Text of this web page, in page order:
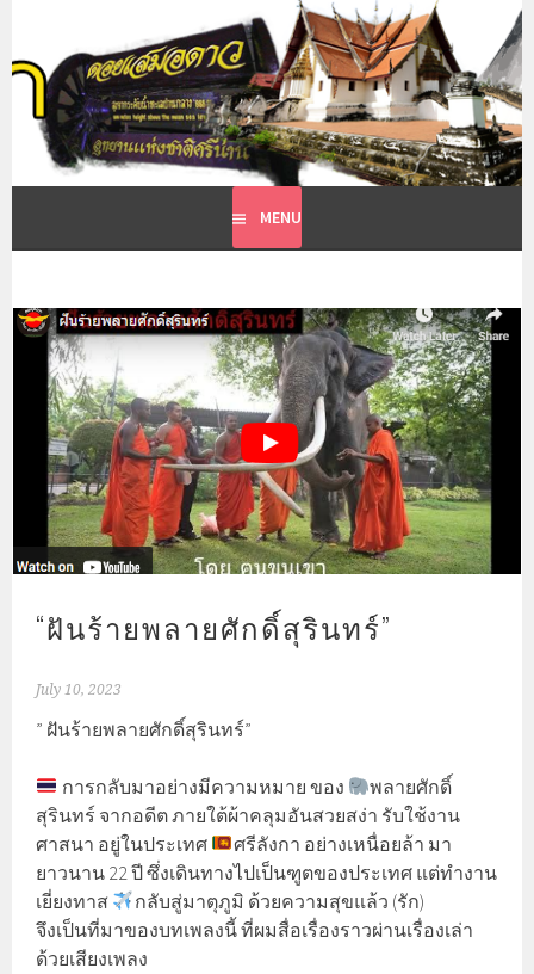
content
ที่พักเวียงสา น่าน
รีสอร์ทเวียงสา
MENU
“ฝันร้ายพลายศักดิ์สุรินทร์”
July 10, 2023
” ฝันร้ายพลายศักดิ์สุรินทร์”
การกลับมาอย่างมีความหมาย ของ
พลายศักดิ์
สุรินทร์ จากอดีต ภายใต้ผ้าคลุมอันสวยสง่า รับใช้งาน
ศาสนา อยู่ในประเทศ
ศรีลังกา อย่างเหนื่อยล้า มา
ยาวนาน 22 ปี ซึ่งเดินทางไปเป็นฑูตของประเทศ แต่ทำงาน
เยี่ยงทาส
กลับสู่มาตุภูมิ ด้วยความสุขแล้ว (รัก)
จึงเป็นที่มาของบทเพลงนี้ ที่ผมสื่อเรื่องราวผ่านเรื่องเล่า
ด้วยเสียงเพลง